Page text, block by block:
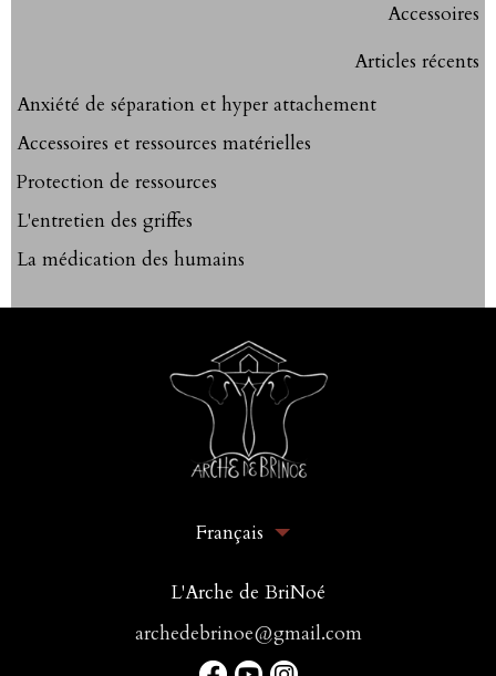
Accessoires
Articles récents
Anxiété de séparation et hyper attachement
Accessoires et ressources matérielles
Protection de ressources
L'entretien des griffes
La médication des humains
Français
L'Arche de BriNoé
archedebrinoe@gmail.com